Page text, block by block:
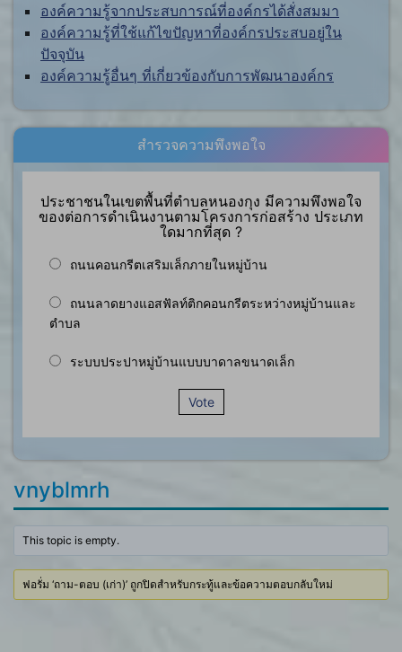
องค์ความรู้จากประสบการณ์ที่องค์กรได้สั่งสมมา
องค์ความรู้ที่ใช้แก้ไขปัญหาที่องค์กรประสบอยู่ใน
ปัจจุบัน
องค์ความรู้อื่นๆ ที่เกี่ยวข้องกับการพัฒนาองค์กร
สำรวจความพึงพอใจ
ประชาชนในเขตพื้นที่ตำบลหนองกุง มีความพึงพอใจ
ของต่อการดำเนินงานตามโครงการก่อสร้าง ประเภท
ใดมากที่สุด ?
ถนนคอนกรีตเสริมเล็กภายในหมู่บ้าน
ถนนลาดยางแอสฟัลท์ติกคอนกรีตระหว่างหมู่บ้านและ
ตำบล
ระบบประปาหมู่บ้านแบบบาดาลขนาดเล็ก
Vote
vnyblmrh
This topic is empty.
ฟอรั่ม ‘ถาม-ตอบ (เก่า)’ ถูกปิดสำหรับกระทู้และข้อความตอบกลับใหม่